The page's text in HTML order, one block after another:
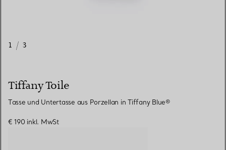
1 / 3
Tiffany Toile
Tasse und Untertasse aus Porzellan in Tiffany Blue®
€ 190 inkl. MwSt